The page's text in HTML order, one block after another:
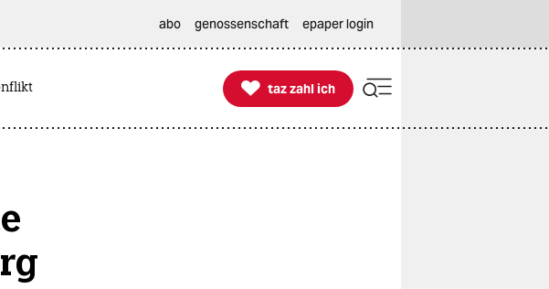
abo genossenschaft epaper login

taz zahl ich
taz zahl ich